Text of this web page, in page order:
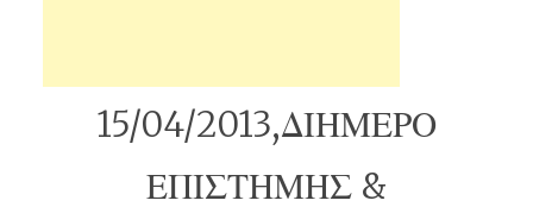
15/04/2013,ΔΙΗΜΕΡΟ
ΕΠΙΣΤΗΜΗΣ &